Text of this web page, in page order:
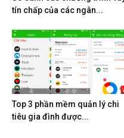
tín chấp của các ngân...
Top 3 phần mềm quản lý chi
tiêu gia đình được...